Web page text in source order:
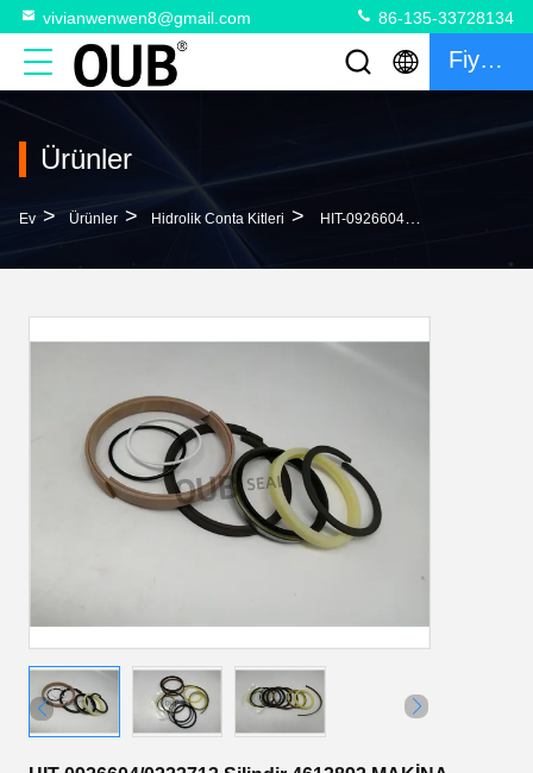
vivianwenwen8@gmail.com 86-135-33728134
Fiyat Teklifi
Ürünler
Ev > Ürünler > Hidrolik Conta Kitleri > HIT-0926604/0223713 Silindir 4613892 MAKİNA ZX250 EKSKAVATÖR DİREKSİYON BOM KOLU BUCKER KEÇE TAKIMLARI HİDROLİK SİLİNDİR